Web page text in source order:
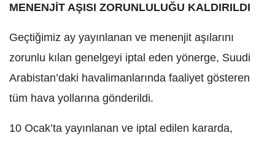
MENENJİT AŞISI ZORUNLULUĞU KALDIRILDI
Geçtiğimiz ay yayınlanan ve menenjit aşılarını
zorunlu kılan genelgeyi iptal eden yönerge, Suudi
Arabistan’daki havalimanlarında faaliyet gösteren
tüm hava yollarına gönderildi.
10 Ocak’ta yayınlanan ve iptal edilen kararda,